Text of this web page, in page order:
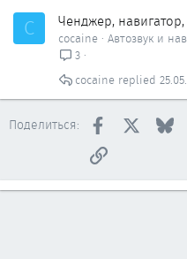
C Ченджер,
cocaine Автозвук и
3
cocaine
Поделиться: Facebook
Ссылка